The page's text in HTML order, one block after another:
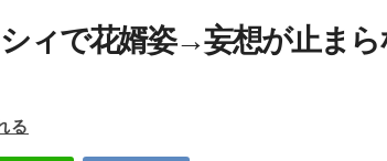
ィで花婿姿→妄想が止ま
る